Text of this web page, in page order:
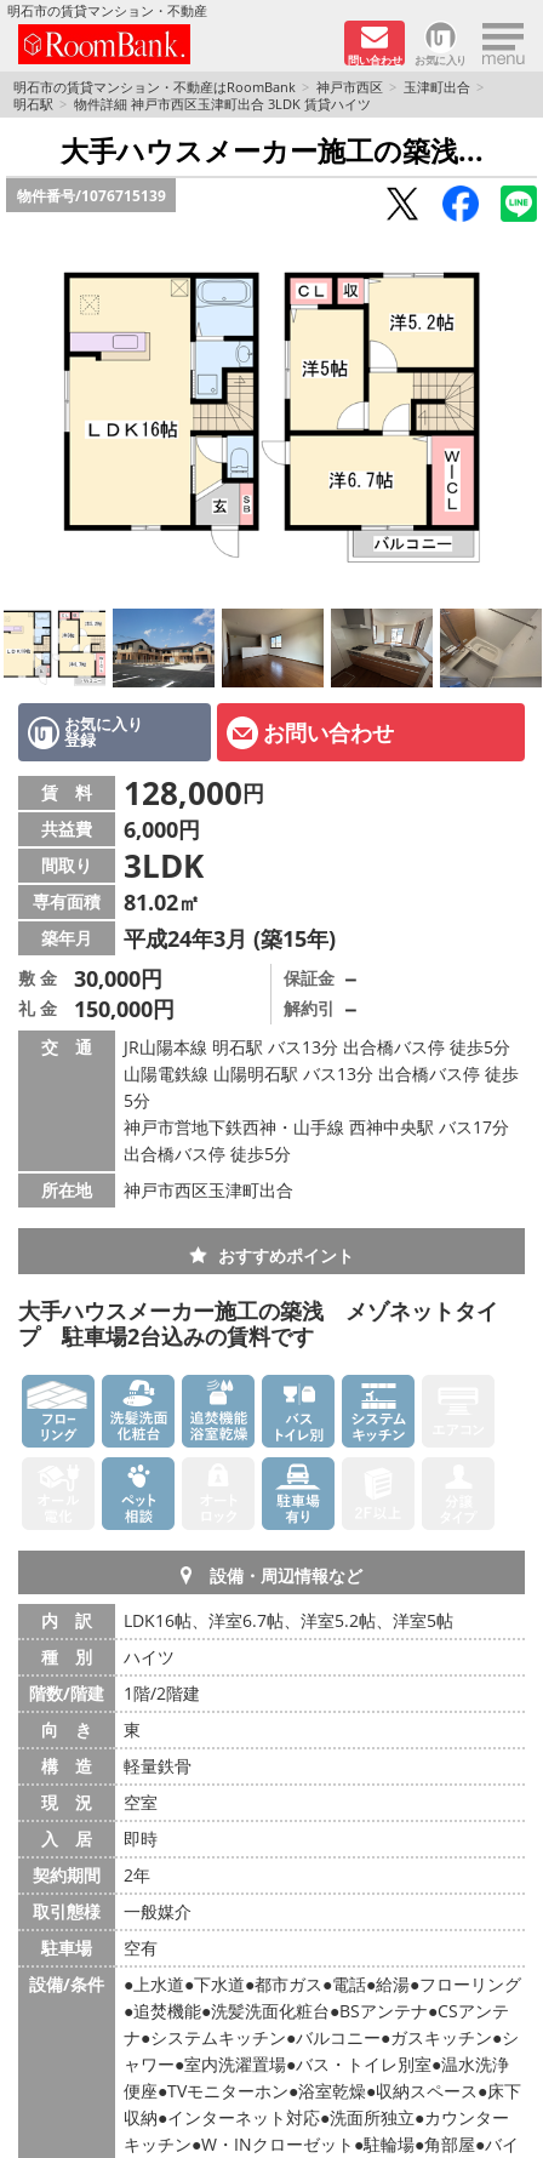
明石市の賃貸マンション・不動産
問い合わせ お気に入り ×
TOPページ
分譲マンションシリーズ
リノベーション物件
オートロック付き物件特集
路線·駅から探す
地域から探す
スタッフ紹介ページ
LINE公式アカウント
店舗情報·アクセス
会社概要
メールでお問い合わせ
明石市の賃貸マンション・不動産はRoomBank 神戸市西区
玉津町出合
明石駅
物件詳細 神戸市西区玉津町出合 3LDK 賃貸ハイツ
大手ハウスメーカー施工の築浅...
物件番号/1076715139
お気に入り
登録 お問い合わせ
賃 料 128,000円
共益費 6,000円
間取り 3LDK
専有面積 81.02㎡
築年月 平成24年3月 (築15年)
敷 金 30,000円
礼 金 150,000円
保証金 －
解約引 －
交 通
JR山陽本線 明石駅 バス13分 出合橋バス停 徒歩5分
山陽電鉄線 山陽明石駅 バス13分 出合橋バス停 徒歩
5分
神戸市営地下鉄西神・山手線 西神中央駅 バス17分
出合橋バス停 徒歩5分
所在地
神戸市西区玉津町出合
おすすめポイント
大手ハウスメーカー施工の築浅 メゾネットタイ
プ 駐車場2台込みの賃料です
設備・周辺情報など
内 訳
LDK16帖、洋室6.7帖、洋室5.2帖、洋室5帖
種 別
ハイツ
階数/階建
1階/2階建
向 き
東
構 造
軽量鉄骨
現 況
空室
入 居
即時
契約期間
2年
取引態様
一般媒介
駐車場
空有
設備/条件
上水道 下水道 都市ガス 電話 給湯 フローリング
追焚機能 洗髪洗面化粧台 BSアンテナ CSアンテ
ナ システムキッチン バルコニー ガスキッチン シ
ャワー 室内洗濯置場 バス・トイレ別室 温水洗浄
便座 TVモニターホン 浴室乾燥 収納スペース 床下
収納 インターネット対応 洗面所独立 カウンター
キッチン W・INクローゼット 駐輪場 角部屋 バイ